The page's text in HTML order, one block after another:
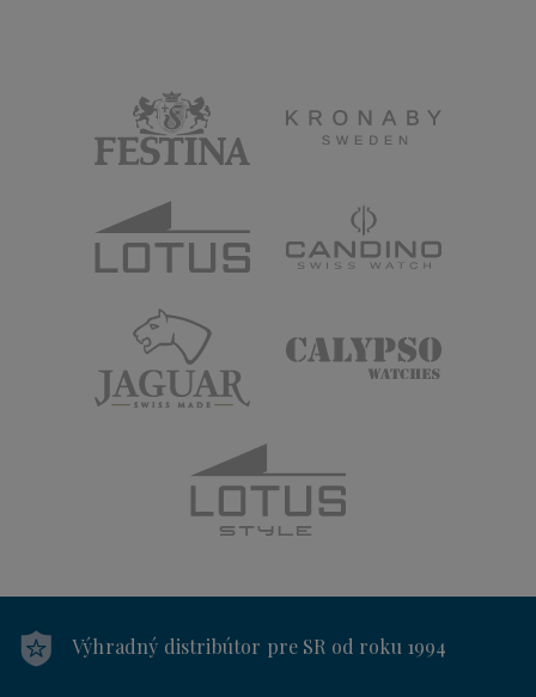
Výhradný distribútor pre SR od roku 1994